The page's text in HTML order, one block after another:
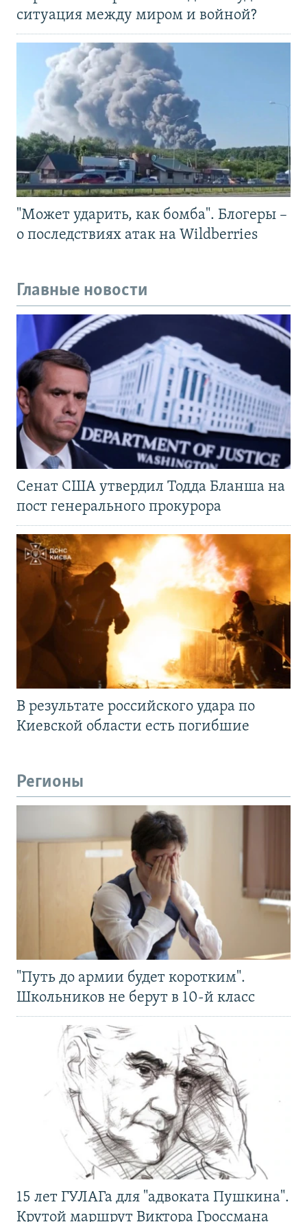
ситуация между миром и войной?
"Может ударить, как бомба". Блогеры –
о последствиях атак на Wildberries
Главные новости
Сенат США утвердил Тодда Бланша на
пост генерального прокурора
В результате российского удара по
Киевской области есть погибшие
Регионы
"Путь до армии будет коротким".
Школьников не берут в 10-й класс
15 лет ГУЛАГа для "адвоката Пушкина".
Крутой маршрут Виктора Гроссмана